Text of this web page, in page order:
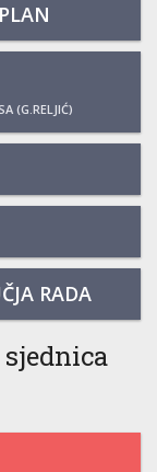
(G.RELJIĆ)
RADA